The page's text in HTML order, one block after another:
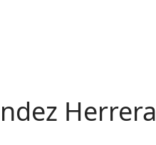
Herrera